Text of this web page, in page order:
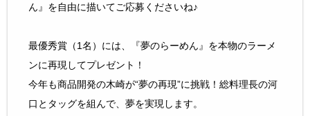
ん』を自由に描いてご応募くださいね♪
最優秀賞（1名）には、『夢のらーめん』を本物のラーメ
ンに再現してプレゼント！
今年も商品開発の木崎が“夢の再現”に挑戦！総料理長の河
口とタッグを組んで、夢を実現します。